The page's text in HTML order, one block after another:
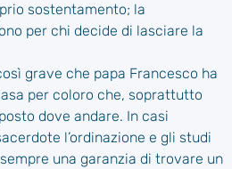
sostentamento; la
per chi decide di lasciare la
grave che papa Francesco ha
per coloro che, soprattutto
dove andare. In casi
l’ordinazione e gli studi
una garanzia di trovare un